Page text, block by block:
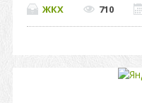
ЖКХ 710